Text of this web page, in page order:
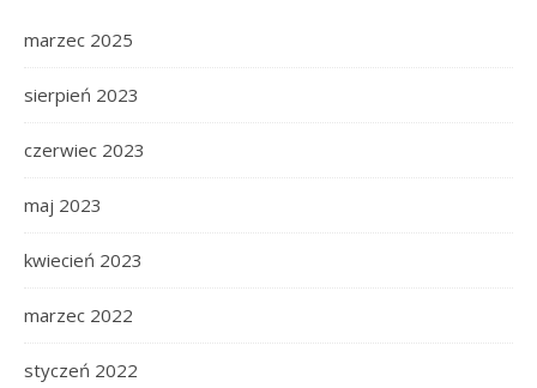
marzec 2025
sierpień 2023
czerwiec 2023
maj 2023
kwiecień 2023
marzec 2022
styczeń 2022